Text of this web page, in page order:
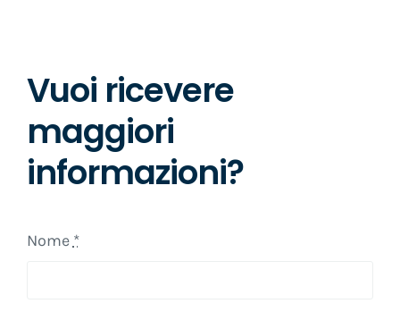
Vuoi ricevere
maggiori
informazioni?
Nome*